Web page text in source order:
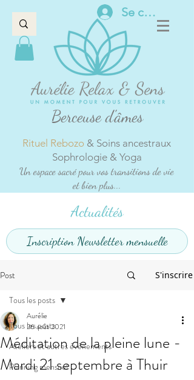
Se connecter
Berceuse d'âmes
Rituel Rebozo & Soins ancestraux
Sophrologie & Yoga
Un espace sacré pour vos transitions de vie
et bien plus...
Actualités
Inscription Newsletter mensuelle
Post S'inscrire
Tous les posts
Ateliers et autres événements
Planning mensuel
Tous les posts
Méditation de la pleine lune -
Mardi 21 septembre à Thuir
Aurélie
26 août 2021